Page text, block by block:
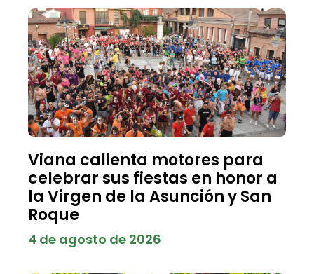
Viana calienta motores para
celebrar sus fiestas en honor a
la Virgen de la Asunción y San
Roque
4 de agosto de 2026